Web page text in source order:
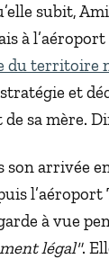
subit,
à
du territoire
et
sa mère.
son arrivée
à vue
légal".